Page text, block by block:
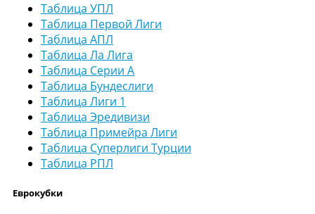
Таблица УПЛ
Таблица Первой Лиги
Таблица АПЛ
Таблица Ла Лига
Таблица Серии А
Таблица Бундеслиги
Таблица Лиги 1
Таблица Эредивизи
Таблица Примейра Лиги
Таблица Суперлиги Турции
Таблица РПЛ
Еврокубки